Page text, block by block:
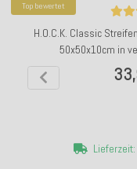
Top bewertet
H.O.C.K. Classic
50x50x10cm in